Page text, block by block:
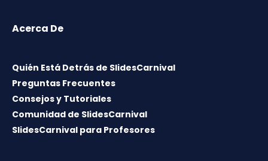
Acerca De
Quién Está Detrás de SlidesCarnival
Preguntas Frecuentes
Consejos y Tutoriales
Comunidad de SlidesCarnival
SlidesCarnival para Profesores